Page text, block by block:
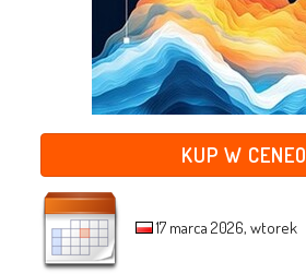
KUP W CENEO
17 marca 2026, wtorek